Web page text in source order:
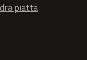
piatta